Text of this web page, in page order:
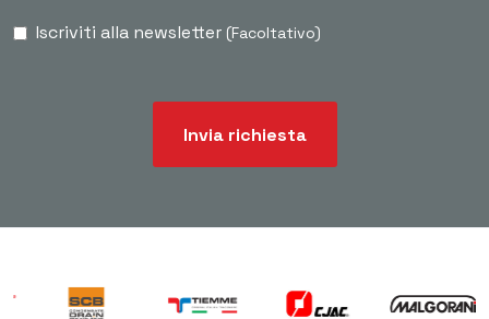
Iscriviti alla newsletter (Facoltativo)
Invia richiesta